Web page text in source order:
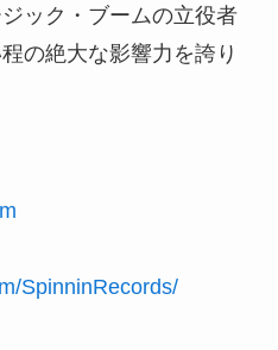
ック・ブームの立役者
の絶大な影響力を誇り
SpinninRecords/